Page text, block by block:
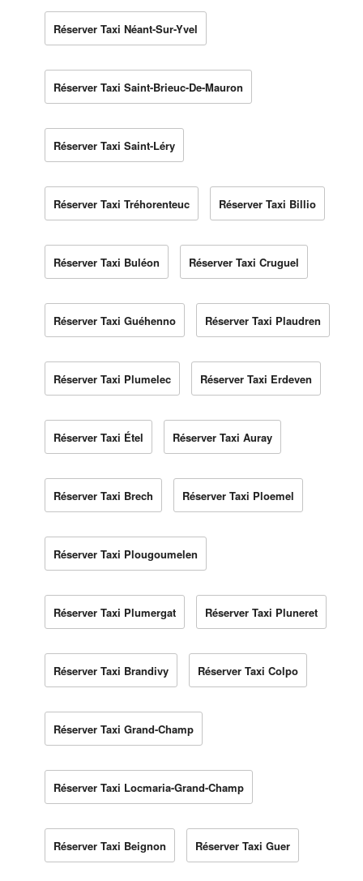
Réserver Taxi Néant-Sur-Yvel
Réserver Taxi Saint-Brieuc-De-Mauron
Réserver Taxi Saint-Léry
Réserver Taxi Tréhorenteuc Réserver Taxi Billio
Réserver Taxi Buléon Réserver Taxi Cruguel
Réserver Taxi Guéhenno Réserver Taxi Plaudren
Réserver Taxi Plumelec Réserver Taxi Erdeven
Réserver Taxi Étel Réserver Taxi Auray
Réserver Taxi Brech Réserver Taxi Ploemel
Réserver Taxi Plougoumelen
Réserver Taxi Plumergat Réserver Taxi Pluneret
Réserver Taxi Brandivy Réserver Taxi Colpo
Réserver Taxi Grand-Champ
Réserver Taxi Locmaria-Grand-Champ
Réserver Taxi Beignon Réserver Taxi Guer